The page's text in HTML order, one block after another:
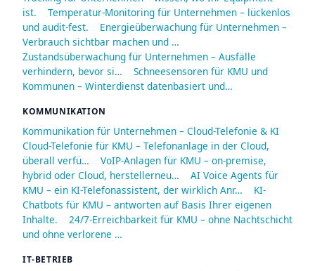
ist.
Temperatur-Monitoring für Unternehmen – lückenlos
und audit-fest.
Energieüberwachung für Unternehmen –
Verbrauch sichtbar machen und …
Zustandsüberwachung für Unternehmen – Ausfälle
verhindern, bevor si…
Schneesensoren für KMU und
Kommunen – Winterdienst datenbasiert und…
KOMMUNIKATION
Kommunikation für Unternehmen – Cloud-Telefonie & KI
Cloud-Telefonie für KMU – Telefonanlage in der Cloud,
überall verfü…
VoIP-Anlagen für KMU – on-premise,
hybrid oder Cloud, herstellerneu…
AI Voice Agents für
KMU – ein KI-Telefonassistent, der wirklich Anr…
KI-
Chatbots für KMU – antworten auf Basis Ihrer eigenen
Inhalte.
24/7-Erreichbarkeit für KMU – ohne Nachtschicht
und ohne verlorene …
IT-BETRIEB